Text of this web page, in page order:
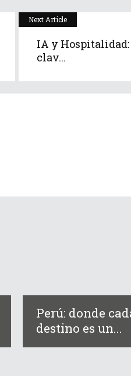
Next Article
IA y Hospitalidad:
clav...
Perú: donde
destino es un...